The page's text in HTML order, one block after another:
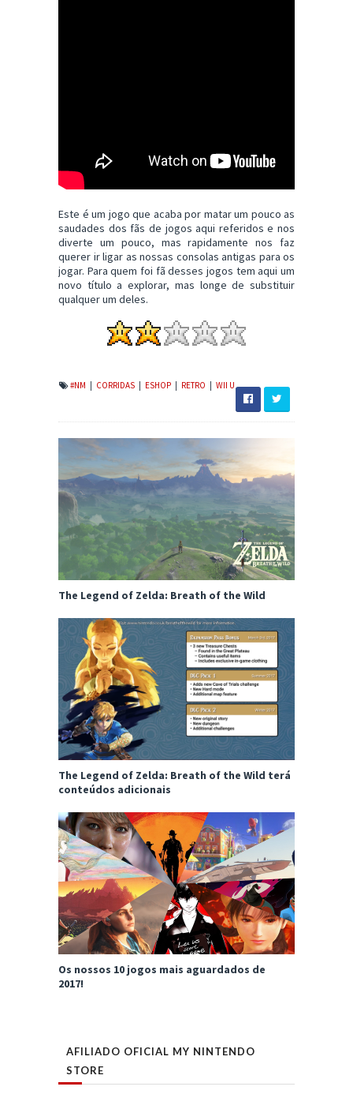
Este é um jogo que acaba por matar um pouco as
saudades dos fãs de jogos aqui referidos e nos
diverte um pouco, mas rapidamente nos faz
querer ir ligar as nossas consolas antigas para os
jogar. Para quem foi fã desses jogos tem aqui um
novo título a explorar, mas longe de substituir
qualquer um deles.
#NM CORRIDAS ESHOP RETRO WII U
The Legend of Zelda: Breath of the Wild
The Legend of Zelda: Breath of the Wild terá
conteúdos adicionais
Os nossos 10 jogos mais aguardados de
2017!
AFILIADO OFICIAL MY NINTENDO
STORE